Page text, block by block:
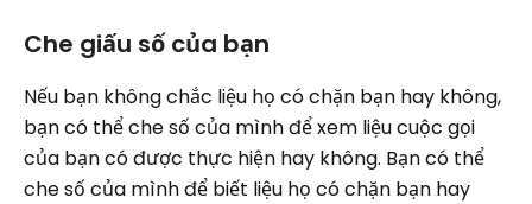
Che giấu số của bạn
Nếu bạn không chắc liệu họ có chặn bạn hay không,
bạn có thể che số của mình để xem liệu cuộc gọi
của bạn có được thực hiện hay không. Bạn có thể
che số của mình để biết liệu họ có chặn bạn hay